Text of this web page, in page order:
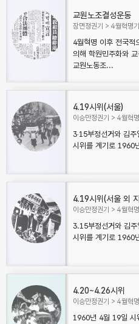
교원노조결성운동
장면정권기 4월혁명
4월혁명 이후 전국적
의해 학원민주화와
교원노동조...
4.19시위(서울)
이승만정권기 4월혁명
3‧15부정선거와 김
시위를 계기로 1960
4.19시위(서울 외
이승만정권기 4월혁명
3.15부정선거와 김
시위를 계기로 1960
4.20~4.26시위
이승만정권기 4월혁명
1960년 4월 19일 시